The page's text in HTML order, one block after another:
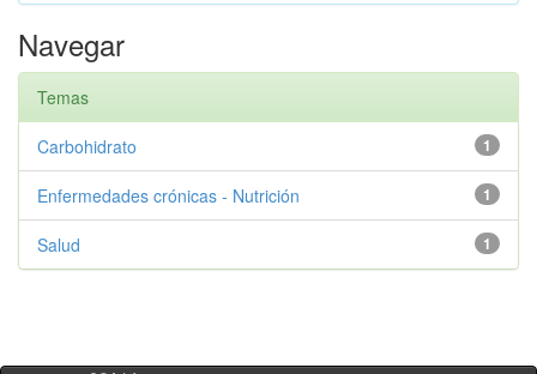
Navegar
Temas
1
Carbohidrato
1
Enfermedades crónicas - Nutrición
1
Salud